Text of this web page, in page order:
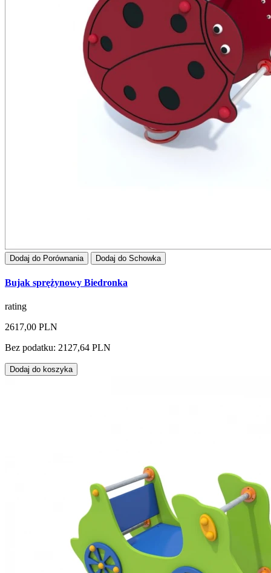
Dodaj do Porównania Dodaj do Schowka
Bujak sprężynowy Biedronka
rating
2617,00 PLN
Bez podatku: 2127,64 PLN
Dodaj do koszyka